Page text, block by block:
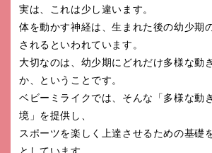
実は、これは少し違います。
体を動かす神経は、生まれた後の幼少期
されるといわれています。
大切なのは、幼少期にどれだけ多様な動
か、ということです。
ベビーミライクでは、そんな「多様な動
境」を提供し、
スポーツを楽しく上達させるための基礎